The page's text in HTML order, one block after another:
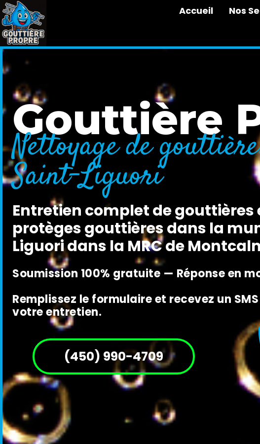
Accueil Nos
Gouttière
Nettoyage de
Saint-Liguori
Entretien complet de
protèges gouttières dans la
Liguori dans la MRC de
Soumission 100% gratuite — Réponse en
Remplissez le formulaire et recevez un
votre entretien.
(450) 990-4709